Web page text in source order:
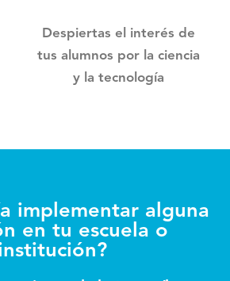
Despiertas el interés de
tus alumnos por la ciencia
y la tecnología
implementar alguna
en tu escuela o